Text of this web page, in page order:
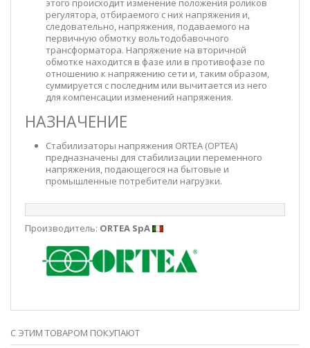
этого происходит изменение положения роликов
регулятора, отбираемого с них напряжения и,
следовательно, напряжения, подаваемого на
первичную обмотку вольтодобавочного
трансформатора. Напряжение на вторичной
обмотке находится в фазе или в противофазе по
отношению к напряжению сети и, таким образом,
суммируется с последним или вычитается из него
для компенсации изменений напряжения.
НАЗНАЧЕНИЕ
Стабилизаторы напряжения ORTEA (ОРТЕА)
предназначены для стабилизации переменного
напряжения, подающегося на бытовые и
промышленные потребители нагрузки.
Производитель: ORTEA SpA
С ЭТИМ ТОВАРОМ ПОКУПАЮТ